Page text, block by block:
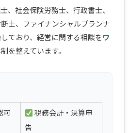
、社会保険労務士、行政書士、
士、ファイナンシャルプランナ
ており、経営に関する相談をワ
を整えています。
可
税務会計・決算申
告